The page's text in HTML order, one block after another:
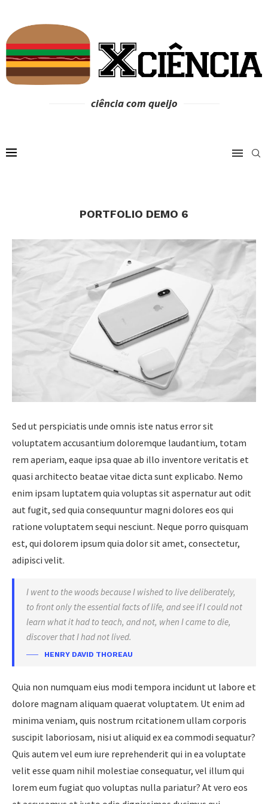
ciência com queijo
PORTFOLIO DEMO 6
Sed ut perspiciatis unde omnis iste natus error sit
voluptatem accusantium doloremque laudantium, totam
rem aperiam, eaque ipsa quae ab illo inventore veritatis et
quasi architecto beatae vitae dicta sunt explicabo. Nemo
enim ipsam luptatem quia voluptas sit aspernatur aut odit
aut fugit, sed quia consequuntur magni dolores eos qui
ratione voluptatem sequi nesciunt. Neque porro quisquam
est, qui dolorem ipsum quia dolor sit amet, consectetur,
adipisci velit.
I went to the woods because I wished to live deliberately,
to front only the essential facts of life, and see if I could not
learn what it had to teach, and not, when I came to die,
discover that I had not lived.
HENRY DAVID THOREAU
Quia non numquam eius modi tempora incidunt ut labore et
dolore magnam aliquam quaerat voluptatem. Ut enim ad
minima veniam, quis nostrum rcitationem ullam corporis
suscipit laboriosam, nisi ut aliquid ex ea commodi sequatur?
Quis autem vel eum iure reprehenderit qui in ea voluptate
velit esse quam nihil molestiae consequatur, vel illum qui
lorem eum fugiat quo voluptas nulla pariatur? At vero eos